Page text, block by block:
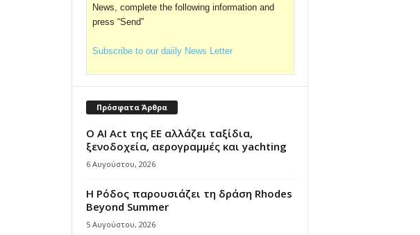
News, complete the following information and
press “Send”
Subscribe to our daiily News Letter
Πρόσφατα Άρθρα
Ο AI Act της ΕΕ αλλάζει ταξίδια,
ξενοδοχεία, αερογραμμές και yachting
6 Αυγούστου, 2026
Η Ρόδος παρουσιάζει τη δράση Rhodes
Beyond Summer
5 Αυγούστου, 2026